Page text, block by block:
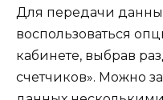
Для передачи
воспользоваться
кабинете, выбрав
счетчиков». Можно